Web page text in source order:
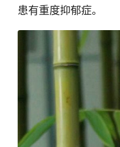
患有重度抑郁症。